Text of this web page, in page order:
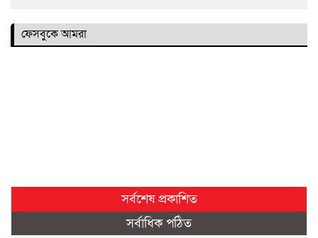
ফেসবুকে আমরা
সর্বশেষ প্রকাশিত
সর্বাধিক পঠিত